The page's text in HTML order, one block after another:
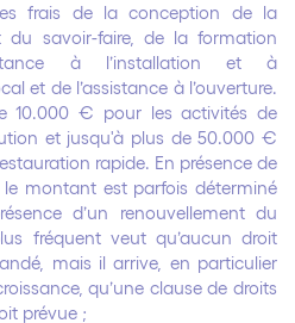
frais de la conception de la
du savoir-faire, de la formation
à l’installation et à
et de l’assistance à l’ouverture.
10.000 € pour les activités de
et jusqu'à plus de 50.000 €
rapide. En présence de
montant est parfois déterminé
d’un renouvellement du
fréquent veut qu’aucun droit
mais il arrive, en particulier
qu’une clausede droits
prévue ;